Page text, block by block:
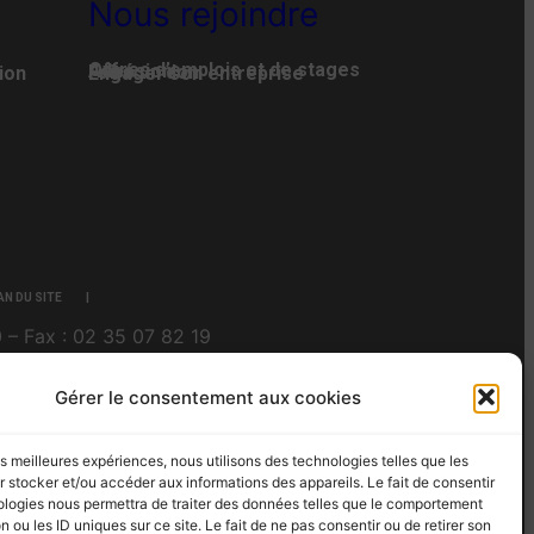
Gérer le consentement aux cookies
meilleures expériences, nous utilisons des technologies telles que les
stocker et/ou accéder aux informations des appareils. Le fait de consentir
nous permettra de traiter des données telles que le comportement
ou les ID uniques sur ce site. Le fait de ne pas consentir ou de retirer son
Nous rejoindre
Offres d’emplois et de stages
Adhésion
Faire un don
Engager son entreprise
DU SITE
– Fax : 02 35 07 82 19